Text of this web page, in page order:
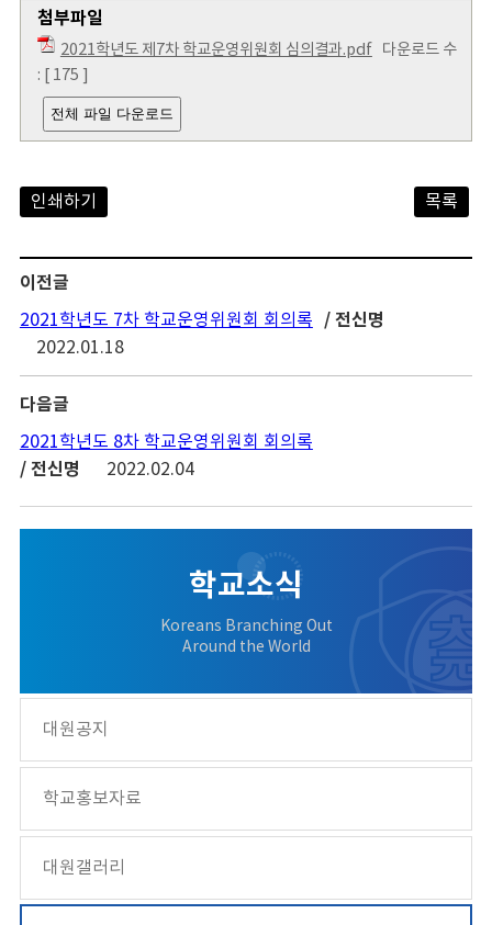
학교소식
Koreans Branching Out
Around the World
대원공지
학교홍보자료
대원갤러리
첨부파일
2021학년도 제7차 학교운영위원회 심의결과.pdf 다운로드 수
: [ 175 ]
전체 파일 다운로드
인쇄하기 목록
이전글
2021학년도 7차 학교운영위원회 회의록 / 전신명
2022.01.18
다음글
2021학년도 8차 학교운영위원회 회의록
/ 전신명 2022.02.04